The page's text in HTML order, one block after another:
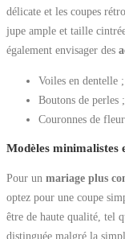
délicate et les coupes
jupe ample et taille
également envisager des
Voiles en dentelle ;
Boutons de perles ;
Couronnes de
Modèles minimalistes
Pour un mariage plus
optez pour une coupe
être de haute qualité, tel
distinguée malgré la